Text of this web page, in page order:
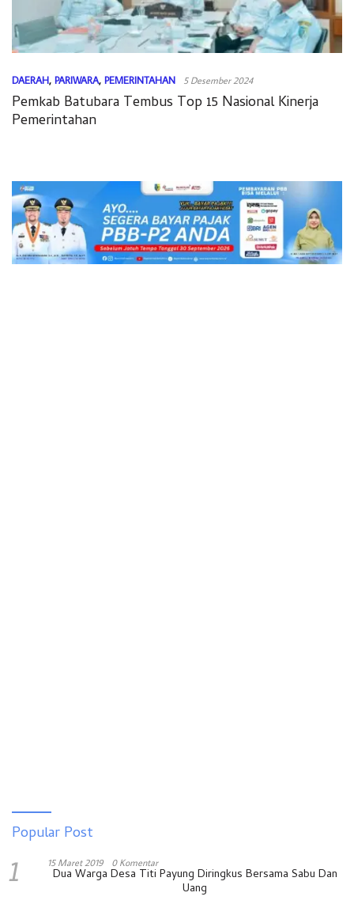
DAERAH, PARIWARA, PEMERINTAHAN 5 Desember 2024
Pemkab Batubara Tembus Top 15 Nasional Kinerja
Pemerintahan
Popular Post
1 15 Maret 2019 0 Komentar
Dua Warga Desa Titi Payung Diringkus Bersama Sabu Dan
Uang